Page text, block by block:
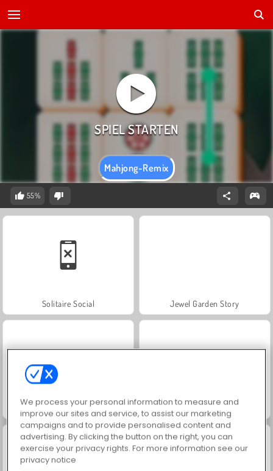
Mahjong-Remix
55%
Solitaire Social Jewel Garden Story
Grand Mahjong Connect Juice Merge
We process your personal information to measure and
improve our sites and service, to assist our marketing
campaigns and to provide personalised content and
advertising. By clicking the button on the right, you can
exercise your privacy rights. For more information see our
privacy notice